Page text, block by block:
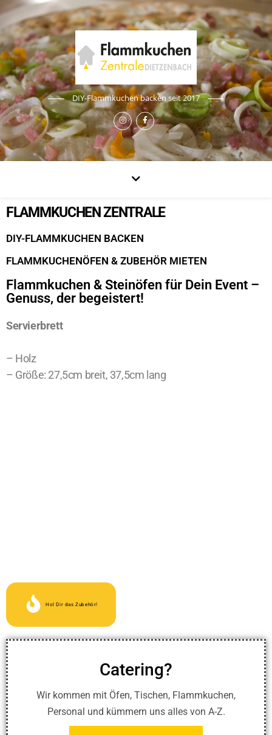
DIY-Flammkuchen backen seit 2017
FLAMMKUCHEN ZENTRALE
DIY-FLAMMKUCHEN BACKEN
FLAMMKUCHENÖFEN & ZUBEHÖR MIETEN
Flammkuchen & Steinöfen für Dein Event –
Genuss, der begeistert!
Servierbrett
– Holz
– Größe: 27,5cm breit, 37,5cm lang
Hol Dir das Zubehör!
Catering?
Wir kommen mit Öfen, Tischen, Flammkuchen,
Personal und kümmern uns alles von A-Z.